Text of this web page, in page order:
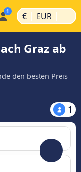
€ | EUR |
Graz ab
den besten Preis
1